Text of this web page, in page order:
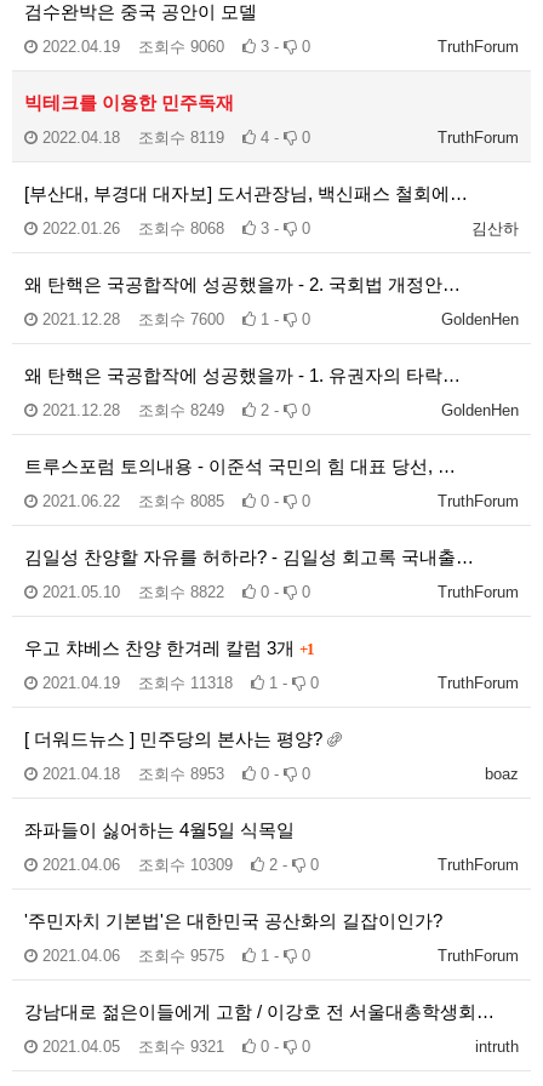
검수완박은 중국 공안이 모델
TruthForum
2022.04.19 조회수 9060 3 - 0
빅테크를 이용한 민주독재
TruthForum
2022.04.18 조회수 8119 4 - 0
[부산대, 부경대 대자보] 도서관장님, 백신패스 철회에…
김산하
2022.01.26 조회수 8068 3 - 0
왜 탄핵은 국공합작에 성공했을까 - 2. 국회법 개정안…
GoldenHen
2021.12.28 조회수 7600 1 - 0
왜 탄핵은 국공합작에 성공했을까 - 1. 유권자의 타락…
GoldenHen
2021.12.28 조회수 8249 2 - 0
트루스포럼 토의내용 - 이준석 국민의 힘 대표 당선, …
TruthForum
2021.06.22 조회수 8085 0 - 0
김일성 찬양할 자유를 허하라? - 김일성 회고록 국내출…
TruthForum
2021.05.10 조회수 8822 0 - 0
우고 챠베스 찬양 한겨레 칼럼 3개 +1
TruthForum
2021.04.19 조회수 11318 1 - 0
[ 더워드뉴스 ] 민주당의 본사는 평양?
boaz
2021.04.18 조회수 8953 0 - 0
좌파들이 싫어하는 4월5일 식목일
TruthForum
2021.04.06 조회수 10309 2 - 0
'주민자치 기본법'은 대한민국 공산화의 길잡이인가?
TruthForum
2021.04.06 조회수 9575 1 - 0
강남대로 젊은이들에게 고함 / 이강호 전 서울대총학생회…
intruth
2021.04.05 조회수 9321 0 - 0